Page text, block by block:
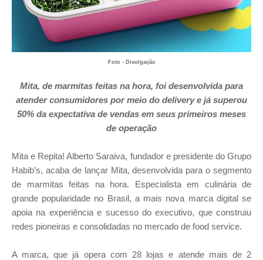
Foto - Divulgação
Mita, de marmitas feitas na hora, foi desenvolvida para
atender consumidores por meio do delivery e já superou
50% da expectativa de vendas em seus primeiros meses
de operação
Mita e Repita! Alberto Saraiva, fundador e presidente do Grupo
Habib’s, acaba de lançar Mita, desenvolvida para o segmento
de marmitas feitas na hora. Especialista em culinária de
grande popularidade no Brasil, a mais nova marca digital se
apoia na experiência e sucesso do executivo, que construiu
redes pioneiras e consolidadas no mercado de food service.
A marca, que já opera com 28 lojas e atende mais de 2